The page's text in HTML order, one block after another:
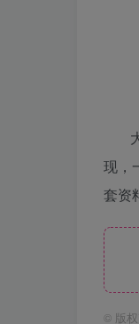
现，
套资
© 版